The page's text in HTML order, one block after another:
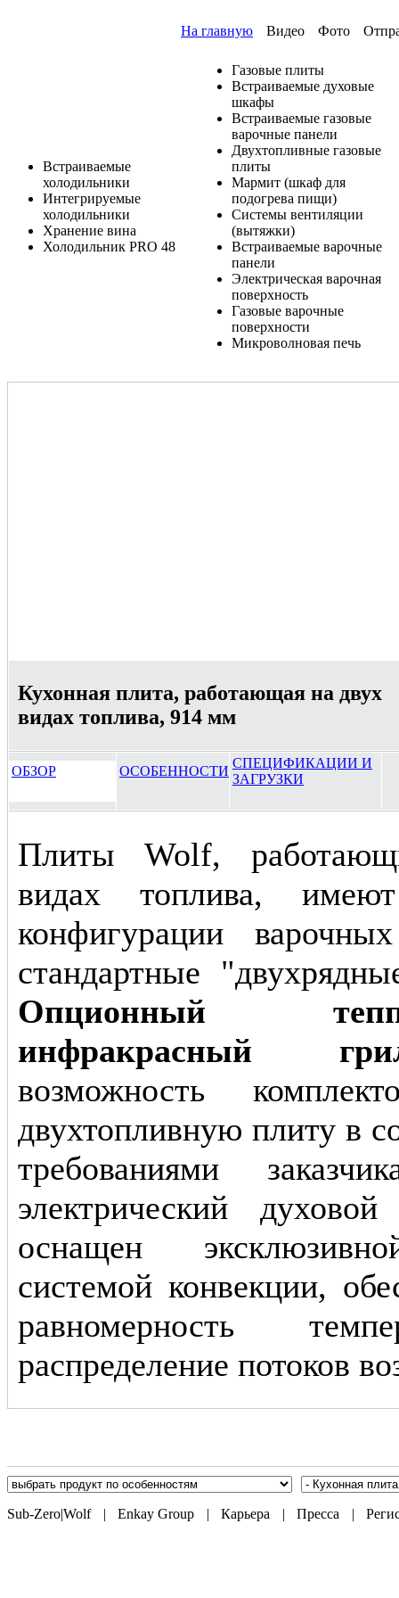
На главную Видео Фото
Встраиваемые
холодильники
Интегрируемые
холодильники
Хранение вина
Холодильник PRO 48
Газовые плиты
Встраиваемые духовые
шкафы
Встраиваемые газовые
варочные панели
Двухтопливные газовые
плиты
Мармит (шкаф для
подогрева пищи)
Системы вентиляции
(вытяжки)
Встраиваемые варочные
панели
Электрическая варочная
поверхность
Газовые варочные
поверхности
Микроволновая печь
Кухонная плита, работающая на двух
видах топлива, 914 мм
ОБЗОР ОСОБЕННОСТИ
СПЕЦИФИКАЦИИ И
ЗАГРУЗКИ
Плиты Wolf,
видах топлива,
конфигурации
стандартные
Опционный
инфракрасный
возможность
двухтопливную плиту в
требованиями
электрический
оснащен
системой конвекции,
равномерность
распределение потоков
Sub-Zero|Wolf | Enkay Group | Карьера | Пресса |